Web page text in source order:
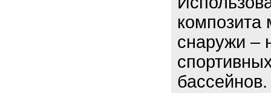
композита
снаружи –